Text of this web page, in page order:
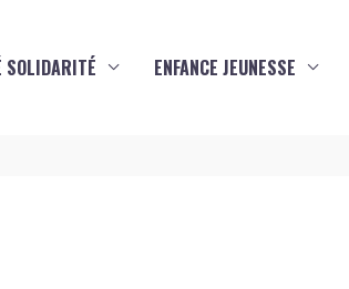
SOLIDARITÉ ENFANCE JEUNESSE